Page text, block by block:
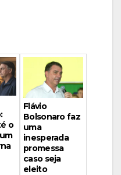
o
Flávio
Bolsonaro faz
uma
inesperada
promessa
caso seja
eleito